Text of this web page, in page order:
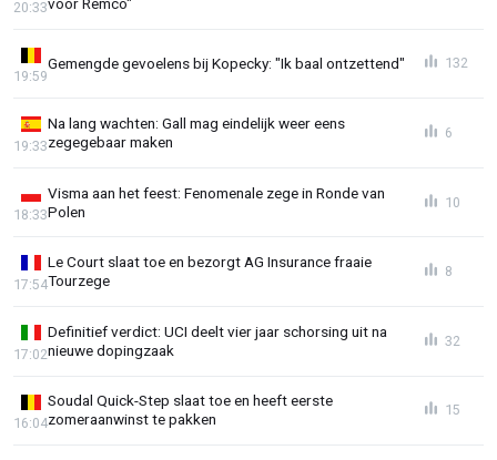
20:33
Gemengde gevoelens bij Kopecky: "Ik baal ontzettend"
19:59
132
Na lang wachten: Gall mag eindelijk weer eens
zegegebaar maken
19:33
6
Visma aan het feest: Fenomenale zege in Ronde van
Polen
18:33
10
Le Court slaat toe en bezorgt AG Insurance fraaie
Tourzege
17:54
8
Definitief verdict: UCI deelt vier jaar schorsing uit na
nieuwe dopingzaak
17:02
32
Soudal Quick-Step slaat toe en heeft eerste
zomeraanwinst te pakken
16:04
15